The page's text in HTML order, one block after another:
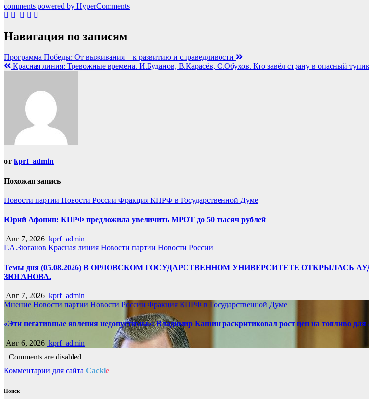
comments powered by HyperComments
Навигация по записям
Программа Победы: От выживания – к развитию и справедливости
Красная линия: Тревожные времена. И.Буданов, В.Карасёв, С.Обухов. Кто завёл страну в опасный
от kprf_admin
Похожая запись
Новости партии Новости России Фракция КПРФ в Государственной Думе
Юрий Афонин: КПРФ предложила увеличить МРОТ до 50 тысяч рублей
Авг 7, 2026 kprf_admin
Г.А.Зюганов Красная линия Новости партии Новости России
Темы дня (05.08.2026) В ОРЛОВСКОМ ГОСУДАРСТВЕННОМ УНИВЕРСИТЕТЕ
ЗЮГАНОВА.
Авг 7, 2026 kprf_admin
Мнение Новости партии Новости России Фракция КПРФ в Государственной Думе
«Эти негативные явления недопустимы»: Владимир Кашин раскритиковал рост цен на топливо для
Авг 6, 2026 kprf_admin
Comments are disabled
Комментарии для сайта Cackle
Поиск